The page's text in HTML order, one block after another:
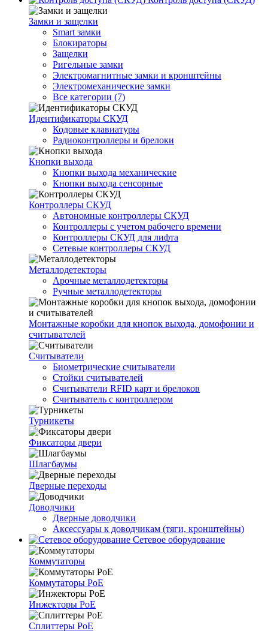
Замки и защелки
Smart замки
Блокираторы
Защелки
Ригельные замки
Электромагнитные замки и кронштейны
Электромеханические замки
Все категории (7)
Идентификаторы СКУД
Кодовые клавиатуры
Радиоконтроллеры и брелоки
Кнопки выхода
Кнопки выхода механические
Кнопки выхода сенсорные
Контроллеры СКУД
Автономные контроллеры СКУД
Контроллеры с учетом рабочего времени
Контроллеры СКУД для лифта
Сетевые контроллеры СКУД
Металлодетекторы
Арочные металлодетекторы
Ручные металлодетекторы
Монтажные коробки для кнопок выхода, домофонии и
считывателей
Считыватели
Биометрические считыватели
Стойки считывателей
Считыватели RFID карт и брелоков
Считыватель с контроллером
Турникеты
Фиксаторы двери
Шлагбаумы
Дверные переходы
Доводчики
Дверные доводчики
Аксессуары к доводчикам (тяги, кронштейны)
Сетевое оборудование
Коммутаторы
Коммутаторы PoE
Инжекторы PoE
Сплиттеры PoE